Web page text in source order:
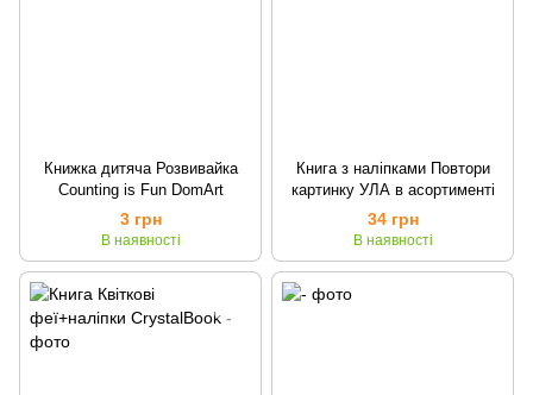
Книжка дитяча Розвивайка
Counting is Fun DomArt
3 грн
В наявності
Книга з наліпками Повтори
картинку УЛА в асортименті
34 грн
В наявності